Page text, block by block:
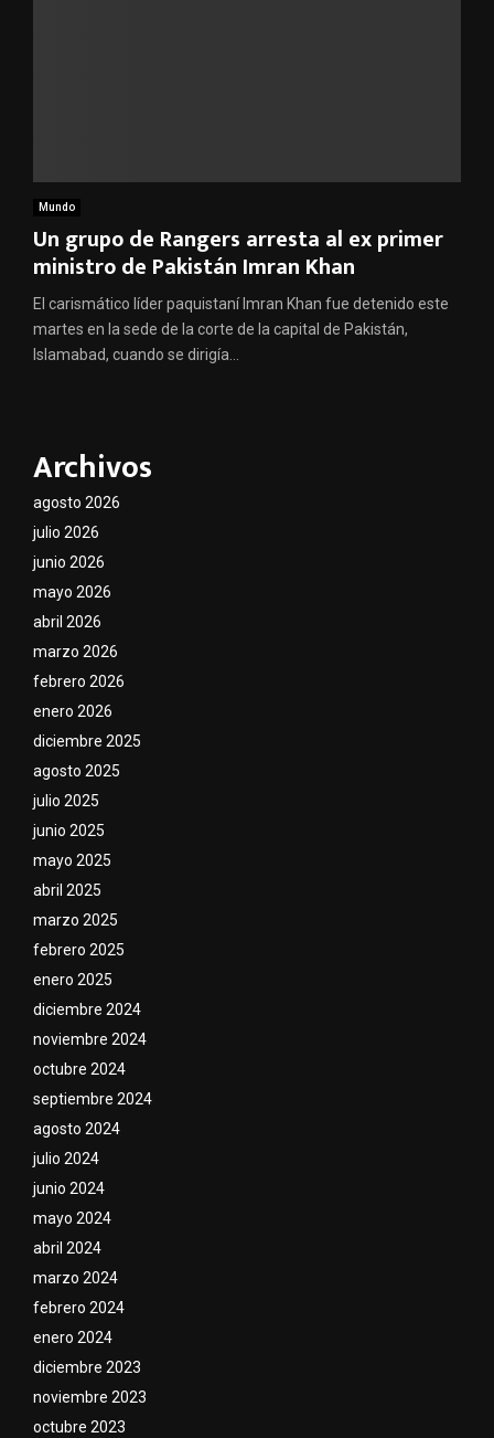
Mundo
Un grupo de Rangers arresta al ex primer
ministro de Pakistán Imran Khan
El carismático líder paquistaní Imran Khan fue detenido este
martes en la sede de la corte de la capital de Pakistán,
Islamabad, cuando se dirigía...
Archivos
agosto 2026
julio 2026
junio 2026
mayo 2026
abril 2026
marzo 2026
febrero 2026
enero 2026
diciembre 2025
agosto 2025
julio 2025
junio 2025
mayo 2025
abril 2025
marzo 2025
febrero 2025
enero 2025
diciembre 2024
noviembre 2024
octubre 2024
septiembre 2024
agosto 2024
julio 2024
junio 2024
mayo 2024
abril 2024
marzo 2024
febrero 2024
enero 2024
diciembre 2023
noviembre 2023
octubre 2023